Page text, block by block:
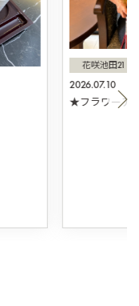
2026.07.10
花咲池田21
★フラワーアレ